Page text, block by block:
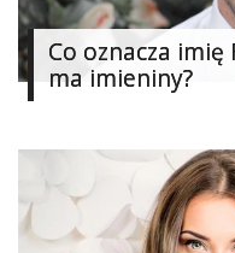
Co oznacza imię
ma imieniny?